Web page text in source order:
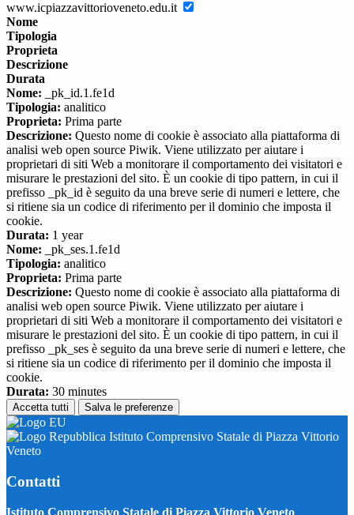
www.icpiazzavittorioveneto.edu.it
Nome
Tipologia
Proprieta
Descrizione
Durata
Nome: _pk_id.1.fe1d
Tipologia: analitico
Proprieta: Prima parte
Descrizione: Questo nome di cookie è associato alla piattaforma di
analisi web open source Piwik. Viene utilizzato per aiutare i
proprietari di siti Web a monitorare il comportamento dei visitatori e
misurare le prestazioni del sito. È un cookie di tipo pattern, in cui il
prefisso _pk_id è seguito da una breve serie di numeri e lettere, che
si ritiene sia un codice di riferimento per il dominio che imposta il
cookie.
Durata: 1 year
Nome: _pk_ses.1.fe1d
Tipologia: analitico
Proprieta: Prima parte
Descrizione: Questo nome di cookie è associato alla piattaforma di
analisi web open source Piwik. Viene utilizzato per aiutare i
proprietari di siti Web a monitorare il comportamento dei visitatori e
misurare le prestazioni del sito. È un cookie di tipo pattern, in cui il
prefisso _pk_ses è seguito da una breve serie di numeri e lettere, che
si ritiene sia un codice di riferimento per il dominio che imposta il
cookie.
Durata: 30 minutes
Accetta tutti Salva le preferenze
Istituto Comprensivo Statale di Piazza Vittorio
Veneto
Contatti
Istituto Comprensivo Statale di Piazza Vittorio Veneto